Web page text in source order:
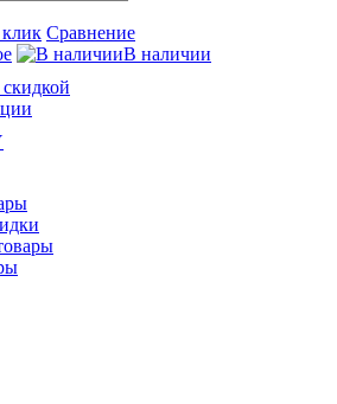
Сравнение
В наличии